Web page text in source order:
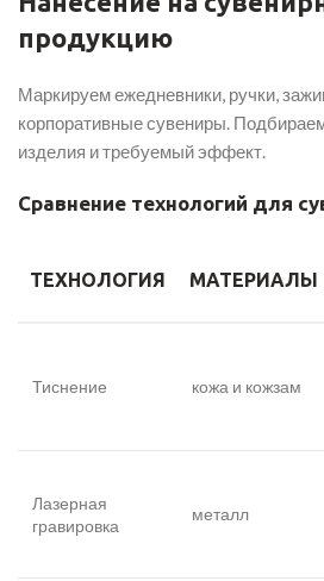
продукцию
Маркируем ежедневники, ручки,
корпоративные сувениры.
изделия и требуемый эффект.
Сравнение технологий для
ТЕХНОЛОГИЯ МАТЕРИАЛЫ
Тиснение кожа и кожзам
Лазерная
гравировка
металл